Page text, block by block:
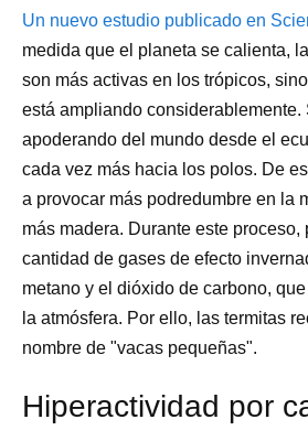
Un nuevo estudio publicado en
medida que el planeta se calienta,
son más activas en los trópicos,
está ampliando considerablemente.
apoderando del mundo desde el
cada vez más hacia los polos. De
a provocar más podredumbre en la
más madera. Durante este proceso,
cantidad de gases de efecto
metano y el dióxido de carbono,
la atmósfera. Por ello, las termitas
nombre de "vacas pequeñas".
Hiperactividad por